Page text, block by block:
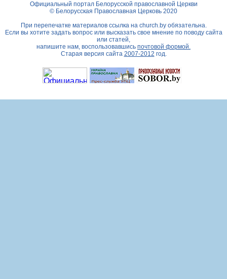
Официальный портал Белорусской православной Церкви
© Белорусская Православная Церковь 2020
При перепечатке материалов ссылка на church.byобязательна.
Если вы хотите задать вопрос или высказать свое мнение по поводу сайта
или статей,
напишите нам, воспользовавшись почтовой формой.
Старая версия сайта 2007-2012 год.